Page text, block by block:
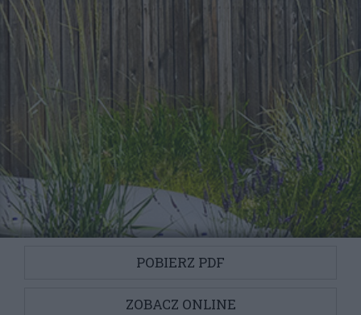
POBIERZ PDF
ZOBACZ ONLINE